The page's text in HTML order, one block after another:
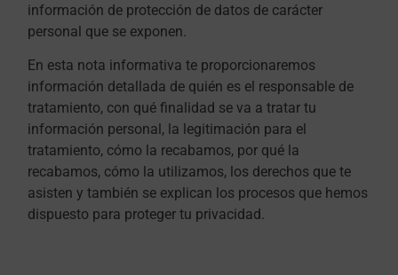
información de protección de datos de carácter
personal que se exponen.
En esta nota informativa te proporcionaremos
información detallada de quién es el responsable de
tratamiento, con qué finalidad se va a tratar tu
información personal, la legitimación para el
tratamiento, cómo la recabamos, por qué la
recabamos, cómo la utilizamos, los derechos que te
asisten y también se explican los procesos que hemos
dispuesto para proteger tu privacidad.